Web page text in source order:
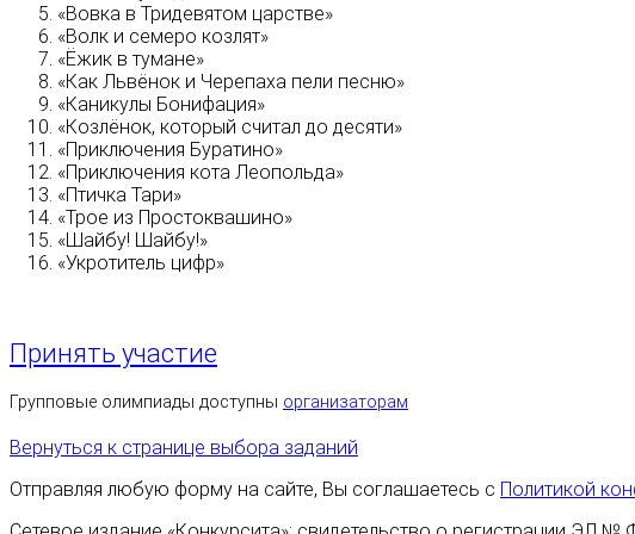
«Вовка в Тридевятом царстве»
«Волк и семеро козлят»
«Ёжик в тумане»
«Как Львёнок и Черепаха пели песню»
«Каникулы Бонифация»
«Козлёнок, который считал до десяти»
«Приключения Буратино»
«Приключения кота Леопольда»
«Птичка Тари»
«Трое из Простоквашино»
«Шайбу! Шайбу!»
«Укротитель цифр»
Принять участие
Групповые олимпиады доступны организаторам
Вернуться к странице выбора заданий
Отправляя любую форму на сайте, Вы соглашаетесь с Политикой